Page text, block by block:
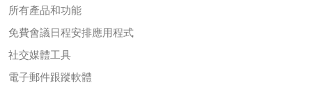
所有產品和功能
免費會議日程安排應用程式
社交媒體工具
電子郵件跟蹤軟體